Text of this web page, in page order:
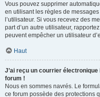
Vous pouvez supprimer
en utilisant les règles de
l’utilisateur. Si vous recevez des
part d’un autre utilisateur,
peuvent empêcher un utilisateur
Haut
J’ai reçu un courrier
forum !
Nous en sommes navrés. Le
ce forum possède des protections